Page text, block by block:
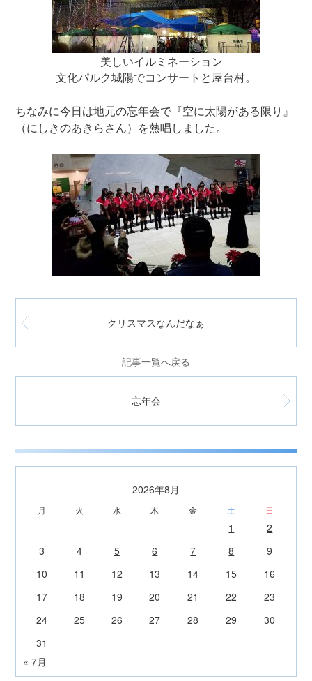
美しいイルミネーション
文化パルク城陽でコンサートと屋台村。
ちなみに今日は地元の忘年会で『空に太陽がある限り』
（にしきのあきらさん）を熱唱しました。
クリスマスなんだなぁ
記事一覧へ戻る
忘年会
2026年8月
月 火 水 木 金 土 日
1
2
3
4 5 6 7 8
9
10
11 12 13 14 15
16
17
18 19 20 21 22
23
24
25 26 27 28 29
30
31
« 7月